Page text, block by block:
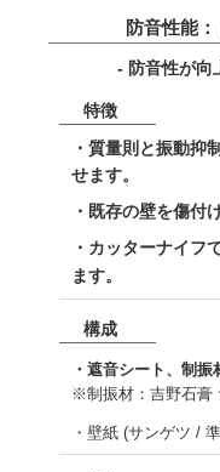
防音性能
- 防音性が向
特徴
・質量則と振動抑
せます。
・既存の壁を傷付
・カッターナイフ
ます。
構成
・遮音シート、制
※制振材：吉野石膏
・壁紙 (サンゲツ /